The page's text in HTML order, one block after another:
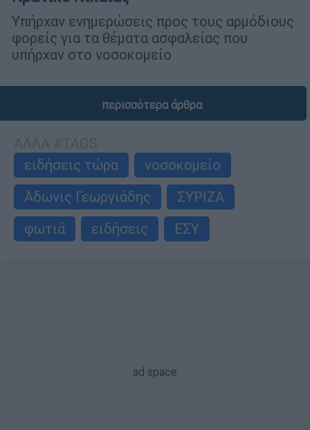
Υπήρχαν ενημερώσεις προς τους αρμόδιους
φορείς για τα θέματα ασφαλείας που
υπήρχαν στο νοσοκομείο
περισσότερα άρθρα
ειδήσεις τώρα
νοσοκομείο
Άδωνις Γεωργιάδης
ΣΥΡΙΖΑ
φωτιά
ειδήσεις ΕΣΥ